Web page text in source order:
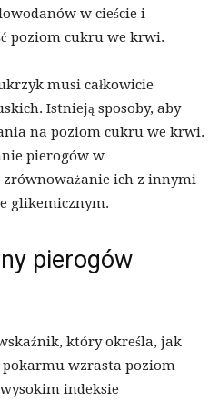
w cieście i
poziom cukru we krwi.
musi całkowicie
Istnieją sposoby, aby
na poziom cukru we krwi.
pierogów w
ich z innymi
glikemicznym.
pierogów
który określa, jak
pokarmu wzrasta poziom
indeksie